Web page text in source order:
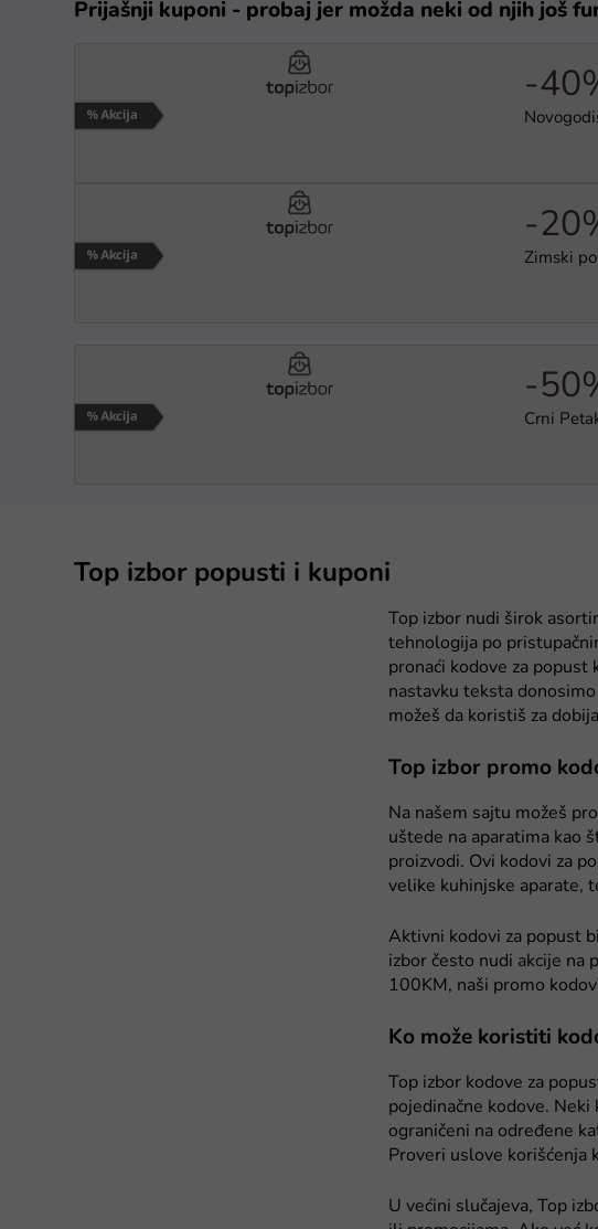
Prijašnji kuponi - probaj jer možda neki od njih još
-
-
Zimski
-
Crni
Top izbor popusti i kuponi
Top izbor nudi širok
tehnologija po
pronaći kodove za
nastavku teksta
možeš da koristiš za
Top izbor promo
Na našem sajtu možeš
uštede na aparatima kao
proizvodi. Ovi kodovi za
velike kuhinjske aparate,
Aktivni kodovi za popust
izbor često nudi akcije na
100KM, naši promo
Ko može koristiti
Top izbor kodove za
pojedinačne kodove.
ograničeni na određene
Proveri uslove korišćenja
U većini slučajeva, Top